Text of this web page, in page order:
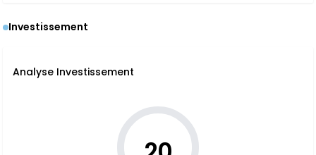
Investissement
Analyse Investissement